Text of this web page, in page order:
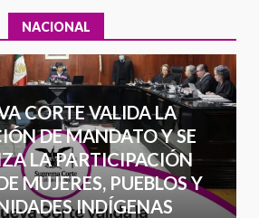
NACIONAL
CORTE VALIDA LA
DE MANDATO Y SE
LA PARTICIPACIÓN
MUJERES, PUEBLOS Y
INDÍGENAS